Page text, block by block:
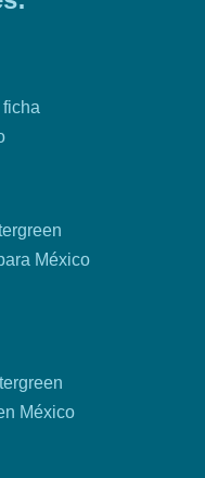
México
México